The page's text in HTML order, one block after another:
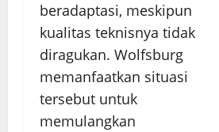
beradaptasi, meskipun
kualitas teknisnya tidak
diragukan. Wolfsburg
memanfaatkan situasi
tersebut untuk
memulangkan